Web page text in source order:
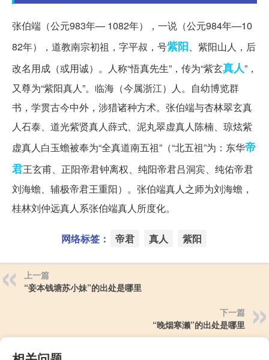
张伯端（公元983年— 1082年），一说（公元984年—10
82年），道教南宗初祖，字平叔，号紫阳、紫阳山人，后
改名用成（或用诚）。人称“悟真先生”，传为“紫玄真人”，
又尊为“紫阳真人”。临海（今属浙江）人。自幼博览群
书，学贯古今中外，涉猎诸种方术。张伯端与杏林翠玄真
人石泰、道光紫贤真人薛式、泥丸翠虚真人陈楠、琼炫紫
虚真人白玉蟾被奉为“全真道南五祖”（“北五祖”为：东华帝
君王玄甫、正阳帝君钟离权、纯阳帝君吕洞宾、纯佑帝君
刘海蟾、辅极帝君王重阳）。张伯端真人之师为刘海蟾，
桂林刘仲远真人系张伯端真人所度化。
网络标签： 帝君 真人 紫阳
上一篇
“妾本钱塘苏小妹”的出处是哪里
下一篇
“晚烟寒濑”的出处是哪里